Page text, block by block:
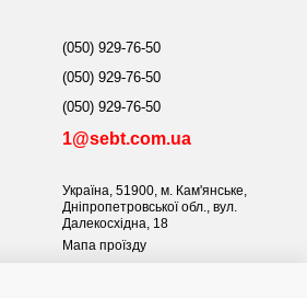
(050) 929-76-50
(050) 929-76-50
(050) 929-76-50
1@sebt.com.ua
Україна, 51900, м. Кам'янське,
Дніпропетровської обл., вул.
Далекосхідна, 18
Мапа проїзду